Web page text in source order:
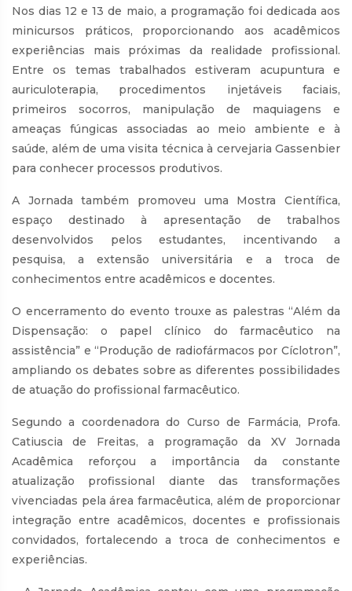
Nos dias 12 e 13 de maio, a programação foi dedicada aos
minicursos práticos, proporcionando aos acadêmicos
experiências mais próximas da realidade profissional.
Entre os temas trabalhados estiveram acupuntura e
auriculoterapia, procedimentos injetáveis faciais,
primeiros socorros, manipulação de maquiagens e
ameaças fúngicas associadas ao meio ambiente e à
saúde, além de uma visita técnica à cervejaria Gassenbier
para conhecer processos produtivos.
A Jornada também promoveu uma Mostra Científica,
espaço destinado à apresentação de trabalhos
desenvolvidos pelos estudantes, incentivando a
pesquisa, a extensão universitária e a troca de
conhecimentos entre acadêmicos e docentes.
O encerramento do evento trouxe as palestras “Além da
Dispensação: o papel clínico do farmacêutico na
assistência” e “Produção de radiofármacos por Cíclotron”,
ampliando os debates sobre as diferentes possibilidades
de atuação do profissional farmacêutico.
Segundo a coordenadora do Curso de Farmácia, Profa.
Catiuscia de Freitas, a programação da XV Jornada
Acadêmica reforçou a importância da constante
atualização profissional diante das transformações
vivenciadas pela área farmacêutica, além de proporcionar
integração entre acadêmicos, docentes e profissionais
convidados, fortalecendo a troca de conhecimentos e
experiências.